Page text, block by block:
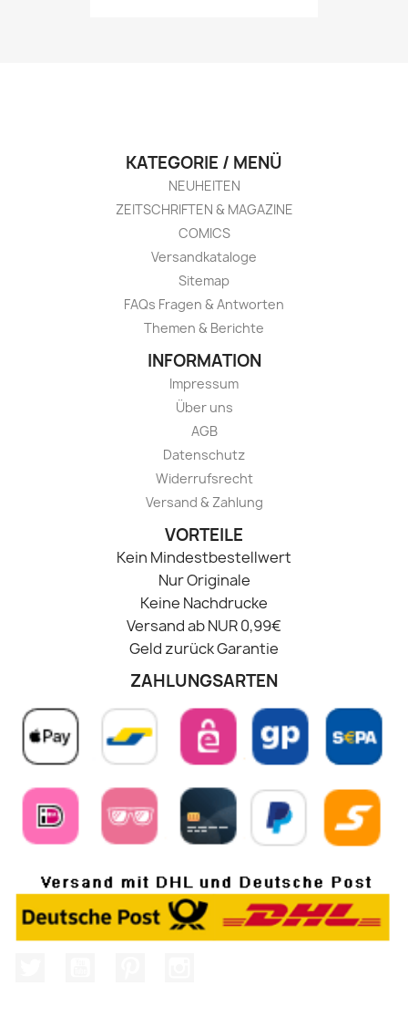
KATEGORIE / MENÜ
NEUHEITEN
ZEITSCHRIFTEN & MAGAZINE
COMICS
Versandkataloge
Sitemap
FAQs Fragen & Antworten
Themen & Berichte
INFORMATION
Impressum
Über uns
AGB
Datenschutz
Widerrufsrecht
Versand & Zahlung
VORTEILE
Kein Mindestbestellwert
Nur Originale
Keine Nachdrucke
Versand ab NUR 0,99€
Geld zurück Garantie
ZAHLUNGSARTEN